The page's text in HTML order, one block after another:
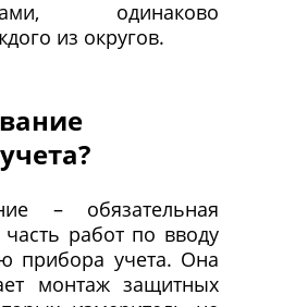
одинаково
из округов.
– обязательная
работ по вводу
прибора учета. Она
монтаж защитных